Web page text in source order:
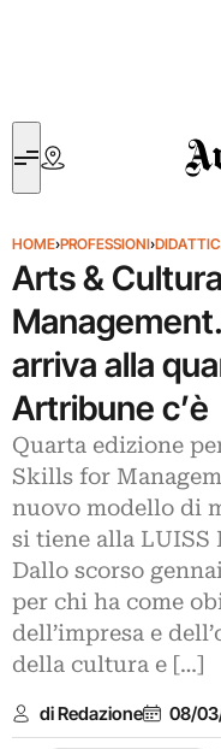
HOME›PROFESSIONI›
Arts &
arriva alla
Artribune c’è
Quarta edizione
Skills for
nuovo modello di
si tiene alla LUISS
Dallo scorso
per chi ha come
dell’impresa e
della cultura e […]
di Redazione 08/